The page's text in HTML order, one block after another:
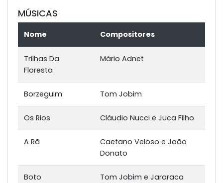
MÚSICAS
Nome Compositores
Trilhas Da
Floresta
Mário Adnet
Borzeguim Tom Jobim
Os Rios Cláudio Nucci e Juca Filho
A Rã
Caetano Veloso e João
Donato
Boto
Tom Jobim e Jararaca